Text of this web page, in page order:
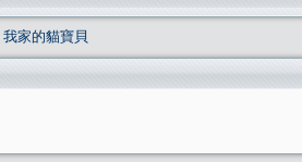
我家的貓寶貝